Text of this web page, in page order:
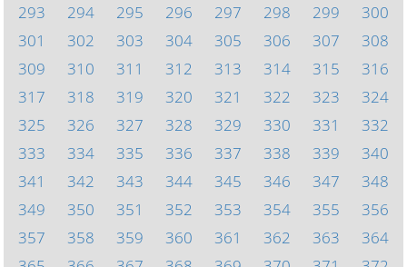
293
294 295 296 297 298 299
300
301
302 303 304 305 306 307
308
309
310 311 312 313 314 315
316
317
318 319 320 321 322 323
324
325
326 327 328 329 330 331
332
333
334 335 336 337 338 339
340
341
342 343 344 345 346 347
348
349
350 351 352 353 354 355
356
357
358 359 360 361 362 363
364